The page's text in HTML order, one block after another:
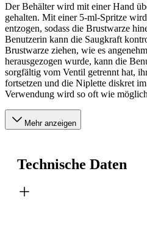
Der Behälter wird mit einer Hand
gehalten. Mit einer 5-ml-Spritze
entzogen, sodass die Brustwarze
Benutzerin kann die Saugkraft
Brustwarze ziehen, wie es
herausgezogen wurde, kann die
sorgfältig vom Ventil getrennt hat,
fortsetzen und die Niplette diskret
Verwendung wird so oft wie
Mehr anzeigen
Technische Daten